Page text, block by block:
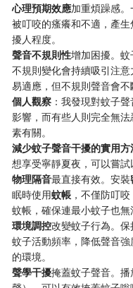
​心理預期效應​加重煩躁感
被叮咬的瘙癢和不適，產
擾人程度。
​聲音不規則性​增加困擾。
不規則變化會持續吸引注
易適應，但不規則聲音會不
​個人觀察​ ：我發現對蚊子
影響，而有些人則完全無
素有關。
減少蚊子聲音干擾的實用方
想享受寧靜夏夜，可以嘗
​物理隔音​​最直接有效。安裝​
眠時使用​​蚊帳​ ，不僅防叮
蚊帳，確保連最小蚊子也無
​環境調控​改變蚊子行為。
蚊子活動頻率，降低聲音
的環境。
​聲學干擾​掩蓋蚊子聲音。播